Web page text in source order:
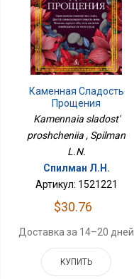
Каменная Сладость
Прощения
Kamennaia sladost'
proshcheniia , Spilman
L.N.
Спилман Л.Н.
Артикул: 1521221
$30.76
Доставка за 14–20 дней
КУПИТЬ